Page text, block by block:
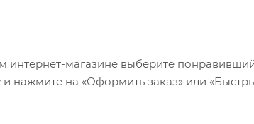
интернет-магазине выберите
нажмите на «Оформить заказ» или